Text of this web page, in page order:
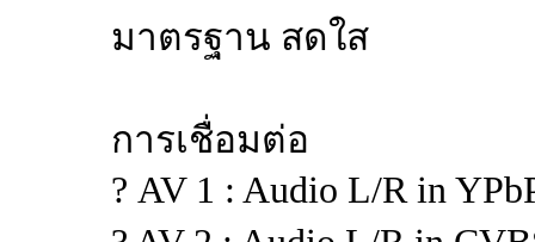
มาตรฐาน สดใส
การเชื่อมต่อ
? AV 1 : Audio L/R in